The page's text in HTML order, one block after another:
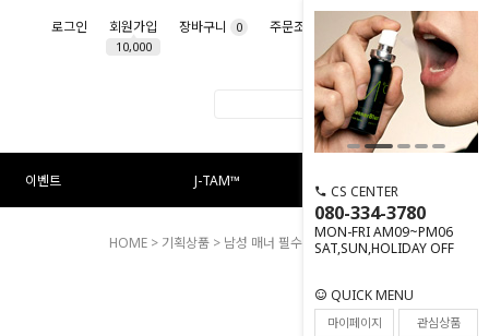
로그인 회원가입
10,000
장바구니 0 주문조회 마이페이지
이벤트 J-TAM™
CS CENTER
080-334-3780
MON-FRI AM09~PM06
SAT,SUN,HOLIDAY OFF
QUICK MENU
마이페이지
관심상품
HOME > 기획상품 > 남성 매너 필수품 > 오 드 퍼퓸 스틱
12